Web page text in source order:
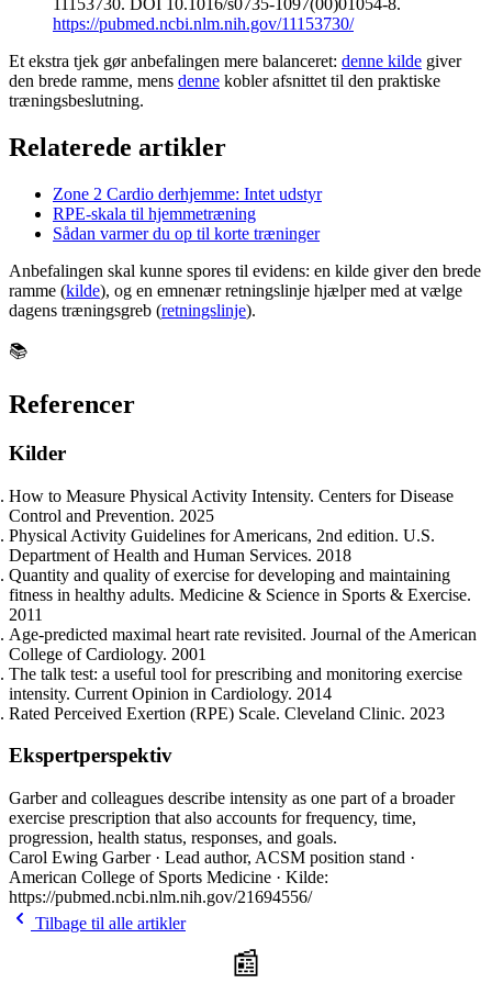
11153730. DOI 10.1016/s0735-1097(00)01054-8.
https://pubmed.ncbi.nlm.nih.gov/11153730/
Et ekstra tjek gør anbefalingen mere balanceret: denne kilde giver
den brede ramme, mens denne kobler afsnittet til den praktiske
træningsbeslutning.
Relaterede artikler
Zone 2 Cardio derhjemme: Intet udstyr
RPE-skala til hjemmetræning
Sådan varmer du op til korte træninger
Anbefalingen skal kunne spores til evidens: en kilde giver den brede
ramme (kilde), og en emnenær retningslinje hjælper med at vælge
dagens træningsgreb (retningslinje).
📚
Referencer
Kilder
How to Measure Physical Activity Intensity. Centers for Disease
Control and Prevention. 2025
Physical Activity Guidelines for Americans, 2nd edition. U.S.
Department of Health and Human Services. 2018
Quantity and quality of exercise for developing and maintaining
fitness in healthy adults. Medicine & Science in Sports & Exercise.
2011
Age-predicted maximal heart rate revisited. Journal of the American
College of Cardiology. 2001
The talk test: a useful tool for prescribing and monitoring exercise
intensity. Current Opinion in Cardiology. 2014
Rated Perceived Exertion (RPE) Scale. Cleveland Clinic. 2023
Ekspertperspektiv
Garber and colleagues describe intensity as one part of a broader
exercise prescription that also accounts for frequency, time,
progression, health status, responses, and goals.
Carol Ewing Garber · Lead author, ACSM position stand ·
American College of Sports Medicine · Kilde:
https://pubmed.ncbi.nlm.nih.gov/21694556/
Tilbage til alle artikler
📰